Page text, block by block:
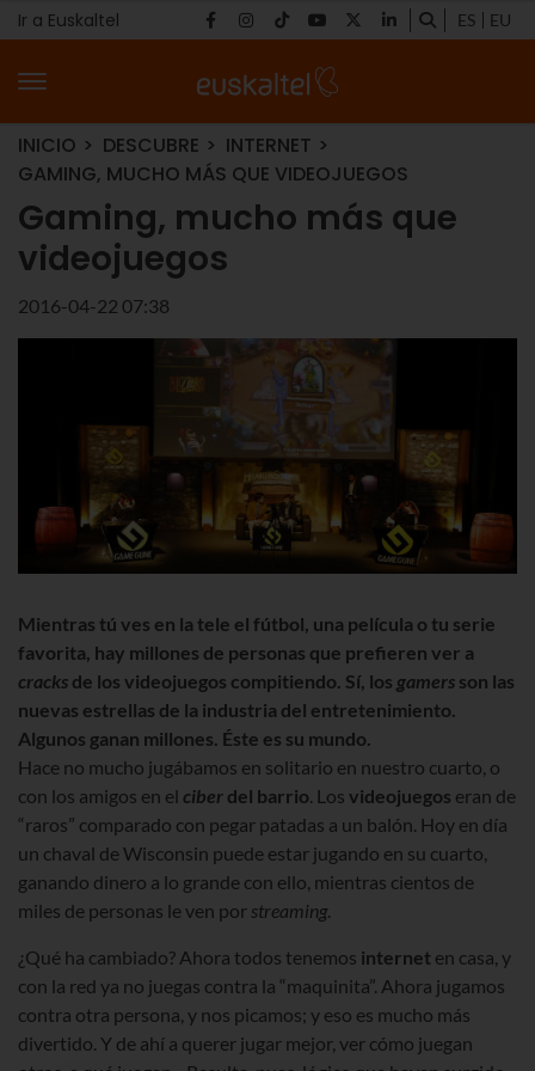
Ir a Euskaltel ES EU
INICIO DESCUBRE
INTERNET
GAMING, MUCHO MÁS QUE VIDEOJUEGOS
Gaming, mucho más que
videojuegos
2016-04-22 07:38
Mientras tú ves en la tele el fútbol, una película o tu serie
favorita, hay millones de personas que prefieren ver a
cracks de los videojuegos compitiendo. Sí, los gamers son las
nuevas estrellas de la industria del entretenimiento.
Algunos ganan millones. Éste es su mundo.
Hace no mucho jugábamos en solitario en nuestro cuarto, o
con los amigos en el ciber del barrio. Los videojuegos eran de
“raros” comparado con pegar patadas a un balón. Hoy en día
un chaval de Wisconsin puede estar jugando en su cuarto,
ganando dinero a lo grande con ello, mientras cientos de
miles de personas le ven por streaming.
¿Qué ha cambiado? Ahora todos tenemos internet en casa, y
con la red ya no juegas contra la “maquinita”. Ahora jugamos
contra otra persona, y nos picamos; y eso es mucho más
divertido. Y de ahí a querer jugar mejor, ver cómo juegan